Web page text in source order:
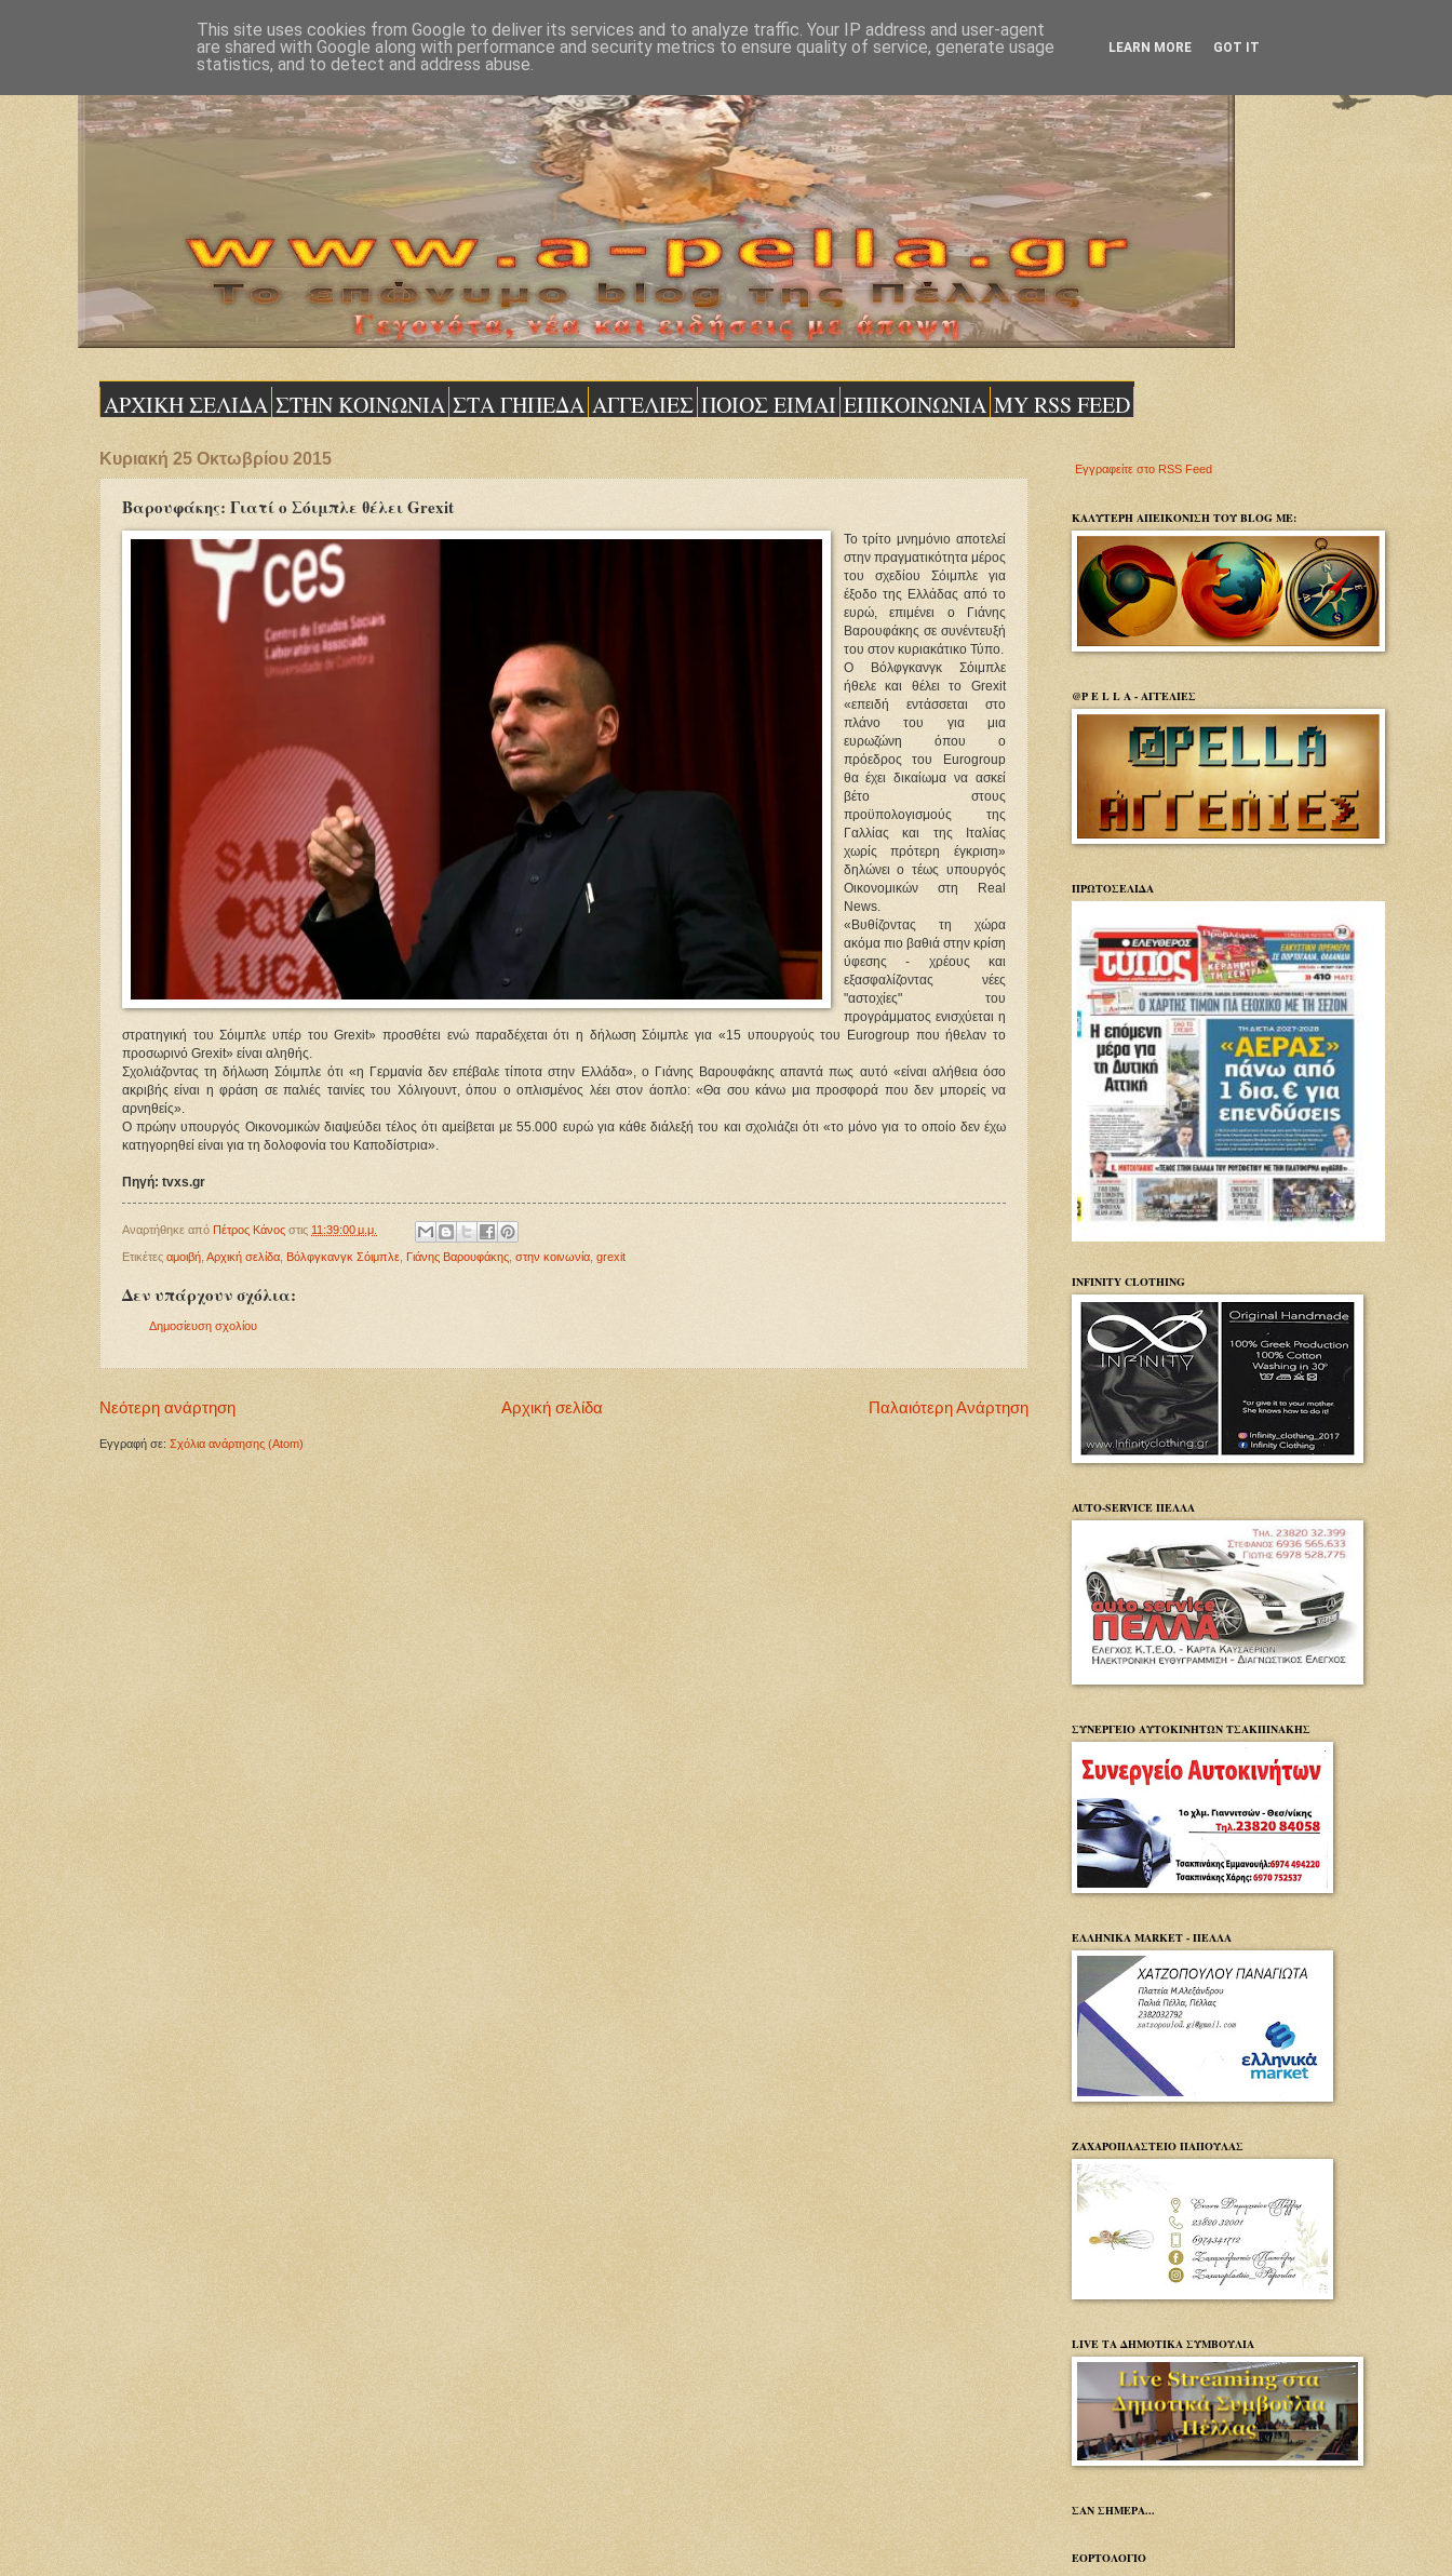
ΑΡΧΙΚΗ ΣΕΛΙΔΑ ΣΤΗΝ ΚΟΙΝΩΝΙΑ ΣΤΑ ΓΗΠΕΔΑ ΑΓΓΕΛΙΕΣ ΠΟΙΟΣ ΕΙΜΑΙ ΕΠΙΚΟΙΝΩΝΙΑ MY RSS FEED
Κυριακή 25 Οκτωβρίου 2015
Βαρουφάκης: Γιατί ο Σόιμπλε θέλει Grexit
Το τρίτο μνημόνιο αποτελεί
στην πραγματικότητα μέρος
του σχεδίου Σόιμπλε για
έξοδο της Ελλάδας από το
ευρώ, επιμένει ο Γιάνης
Βαρουφάκης σε συνέντευξή
του στον κυριακάτικο Τύπο.
Ο Βόλφγκανγκ Σόιμπλε
ήθελε και θέλει το Grexit
«επειδή εντάσσεται στο
πλάνο του για μια
ευρωζώνη όπου ο
πρόεδρος του Eurogroup
θα έχει δικαίωμα να ασκεί
βέτο στους
προϋπολογισμούς της
Γαλλίας και της Ιταλίας
χωρίς πρότερη έγκριση»
δηλώνει ο τέως υπουργός
Οικονομικών στη Real
News.
«Βυθίζοντας τη χώρα
ακόμα πιο βαθιά στην κρίση
ύφεσης - χρέους και
εξασφαλίζοντας νέες
"αστοχίες" του
προγράμματος ενισχύεται η
στρατηγική του Σόιμπλε υπέρ του Grexit» προσθέτει ενώ παραδέχεται ότι η δήλωση Σόιμπλε για «15 υπουργούς του Eurogroup που ήθελαν το
προσωρινό Grexit» είναι αληθής.
Σχολιάζοντας τη δήλωση Σόιμπλε ότι «η Γερμανία δεν επέβαλε τίποτα στην Ελλάδα», ο Γιάνης Βαρουφάκης απαντά πως αυτό «είναι αλήθεια όσο
ακριβής είναι η φράση σε παλιές ταινίες του Χόλιγουντ, όπου ο οπλισμένος λέει στον άοπλο: «Θα σου κάνω μια προσφορά που δεν μπορείς να
αρνηθείς».
Ο πρώην υπουργός Οικονομικών διαψεύδει τέλος ότι αμείβεται με 55.000 ευρώ για κάθε διάλεξή του και σχολιάζει ότι «το μόνο για το οποίο δεν έχω
κατηγορηθεί είναι για τη δολοφονία του Καποδίστρια».
Πηγή: tvxs.gr
Αναρτήθηκε από Πέτρος Κάνος στις 11:39:00 μ.μ.
Ετικέτες αμοιβή Αρχική σελίδα Βόλφγκανγκ Σόιμπλε Γιάνης Βαρουφάκης στην κοινωνία grexit
Δεν υπάρχουν σχόλια:
Δημοσίευση σχολίου
Νεότερη ανάρτηση Παλαιότερη Ανάρτηση
Αρχική σελίδα
Εγγραφή σε: Σχόλια ανάρτησης (Atom)
Εγγραφείτε στο RSS Feed
ΚΑΛΥΤΕΡΗ ΑΠΕΙΚΟΝΙΣΗ ΤΟΥ BLOG ΜΕ:
@P E L L A - ΑΓΓΕΛΙΕΣ
ΠΡΩΤΟΣΕΛΙΔΑ
INFINITY CLOTHING
AUTO-SERVICE ΠΕΛΛΑ
ΣΥΝΕΡΓΕΙΟ ΑΥΤΟΚΙΝΗΤΩΝ ΤΣΑΚΠΙΝΑΚΗΣ
ΕΛΛΗΝΙΚΑ MARKET - ΠΕΛΛΑ
ΖΑΧΑΡΟΠΛΑΣΤΕΙΟ ΠΑΠΟΥΛΑΣ
LIVE ΤΑ ΔΗΜΟΤΙΚΑ ΣΥΜΒΟΥΛΙΑ
ΣΑΝ ΣΗΜΕΡΑ...
ΕΟΡΤΟΛΟΓΙΟ
This site uses cookies from Google to deliver its services and to analyze traffic. Your IP address and user-agent
are shared with Google along with performance and security metrics to ensure quality of service, generate usage
statistics, and to detect and address abuse.
LEARN MORE GOT IT